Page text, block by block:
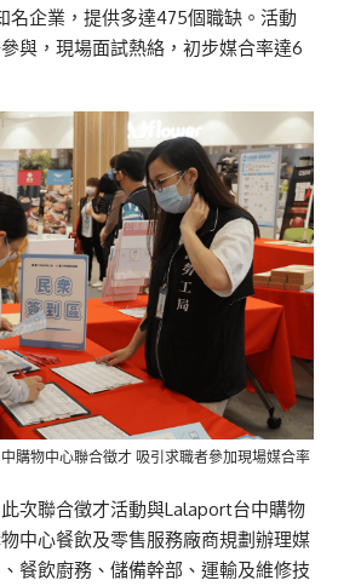
名企業，提供多達475個職缺。活動
與，現場面試熱絡，初步媒合率達6
中購物中心聯合徵才 吸引求職者參加現場媒合率
次聯合徵才活動與Lalaport台中購物
中心餐飲及零售服務廠商規劃辦理媒
餐飲廚務、儲備幹部、運輸及維修技